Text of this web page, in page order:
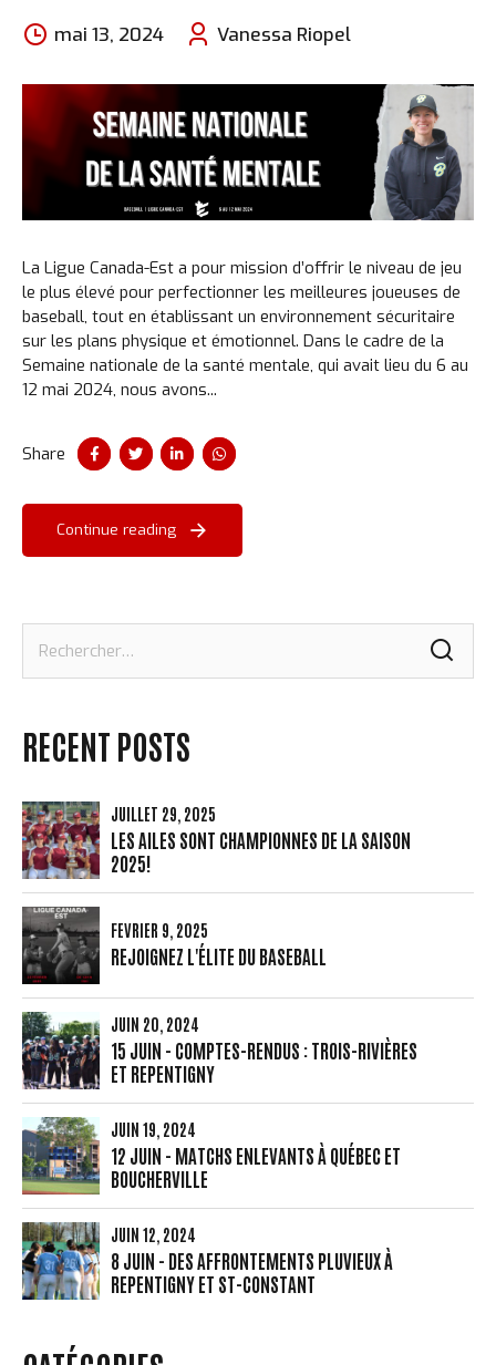
mai 13, 2024 Vanessa Riopel
La Ligue Canada-Est a pour mission d’offrir le niveau de jeu
le plus élevé pour perfectionner les meilleures joueuses de
baseball, tout en établissant un environnement sécuritaire
sur les plans physique et émotionnel. Dans le cadre de la
Semaine nationale de la santé mentale, qui avait lieu du 6 au
12 mai 2024, nous avons...
Share
Continue reading
RECENT POSTS
JUILLET 29, 2025
LES AILES SONT CHAMPIONNES DE LA SAISON
2025!
FÉVRIER 9, 2025
REJOIGNEZ L'ÉLITE DU BASEBALL
JUIN 20, 2024
15 JUIN - COMPTES-RENDUS : TROIS-RIVIÈRES
ET REPENTIGNY
JUIN 19, 2024
12 JUIN - MATCHS ENLEVANTS À QUÉBEC ET
BOUCHERVILLE
JUIN 12, 2024
8 JUIN - DES AFFRONTEMENTS PLUVIEUX À
REPENTIGNY ET ST-CONSTANT